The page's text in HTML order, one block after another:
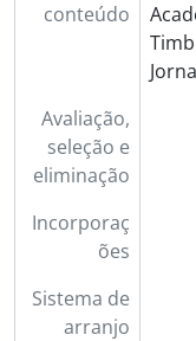
conteúdo
Avaliação,
seleção e
eliminação
Incorporaç
ões
Sistema de
arranjo